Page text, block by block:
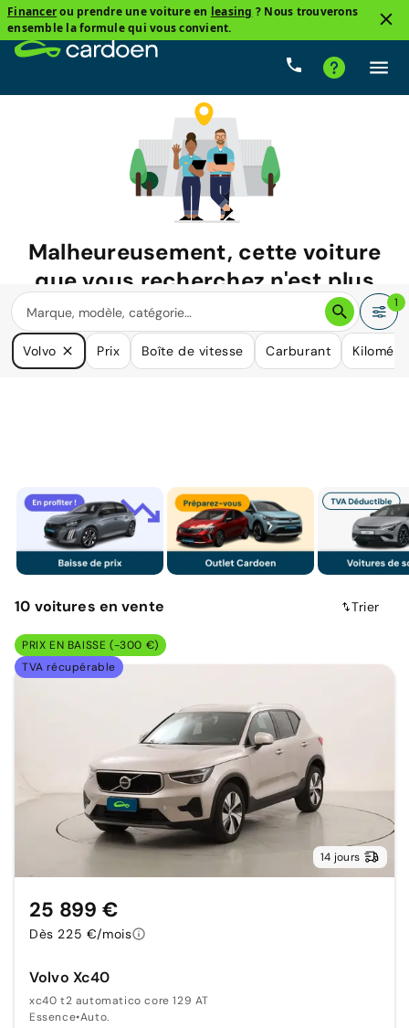
Financerou prendre une voiture en leasing ? Nous trouverons
ensemble la formule qui vous convient.
Malheureusement, cette voiture
que vous recherchez n'est plus
disponible.
Nous avons de nombreuses voitures qui pourraient répondre
à vos besoins.
1
Volvo Prix Boîte de vitesse Carburant
10 voitures en vente Trier
PRIX EN BAISSE (-300 €)
TVA récupérable
14 jours
Volvo Xc40
xc40 t2 automatico core 129 AT
Essence•Auto.
25 899 €
Dès 225 €/mois